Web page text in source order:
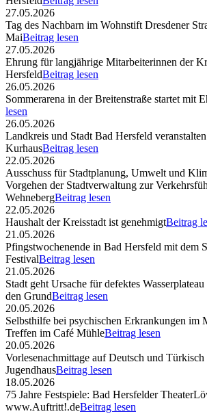
27.05.2026
Tag des Nachbarn im Wohnstift Dresdener
MaiBeitrag lesen
27.05.2026
Ehrung für langjährige Mitarbeiterinnen der
HersfeldBeitrag lesen
26.05.2026
Sommerarena in der Breitenstraße startet mit
lesen
26.05.2026
Landkreis und Stadt Bad Hersfeld
KurhausBeitrag lesen
22.05.2026
Ausschuss für Stadtplanung, Umwelt und
Vorgehen der Stadtverwaltung zur
WehnebergBeitrag lesen
22.05.2026
Haushalt der Kreisstadt ist genehmigtBeitrag
21.05.2026
Pfingstwochenende in Bad Hersfeld mit dem
FestivalBeitrag lesen
21.05.2026
Stadt geht Ursache für defektes
den GrundBeitrag lesen
20.05.2026
Selbsthilfe bei psychischen Erkrankungen im
Treffen im Café MühleBeitrag lesen
20.05.2026
Vorlesenachmittage auf Deutsch und
JugendhausBeitrag lesen
18.05.2026
75 Jahre Festspiele: Bad Hersfelder
www.Auftritt!.deBeitrag lesen